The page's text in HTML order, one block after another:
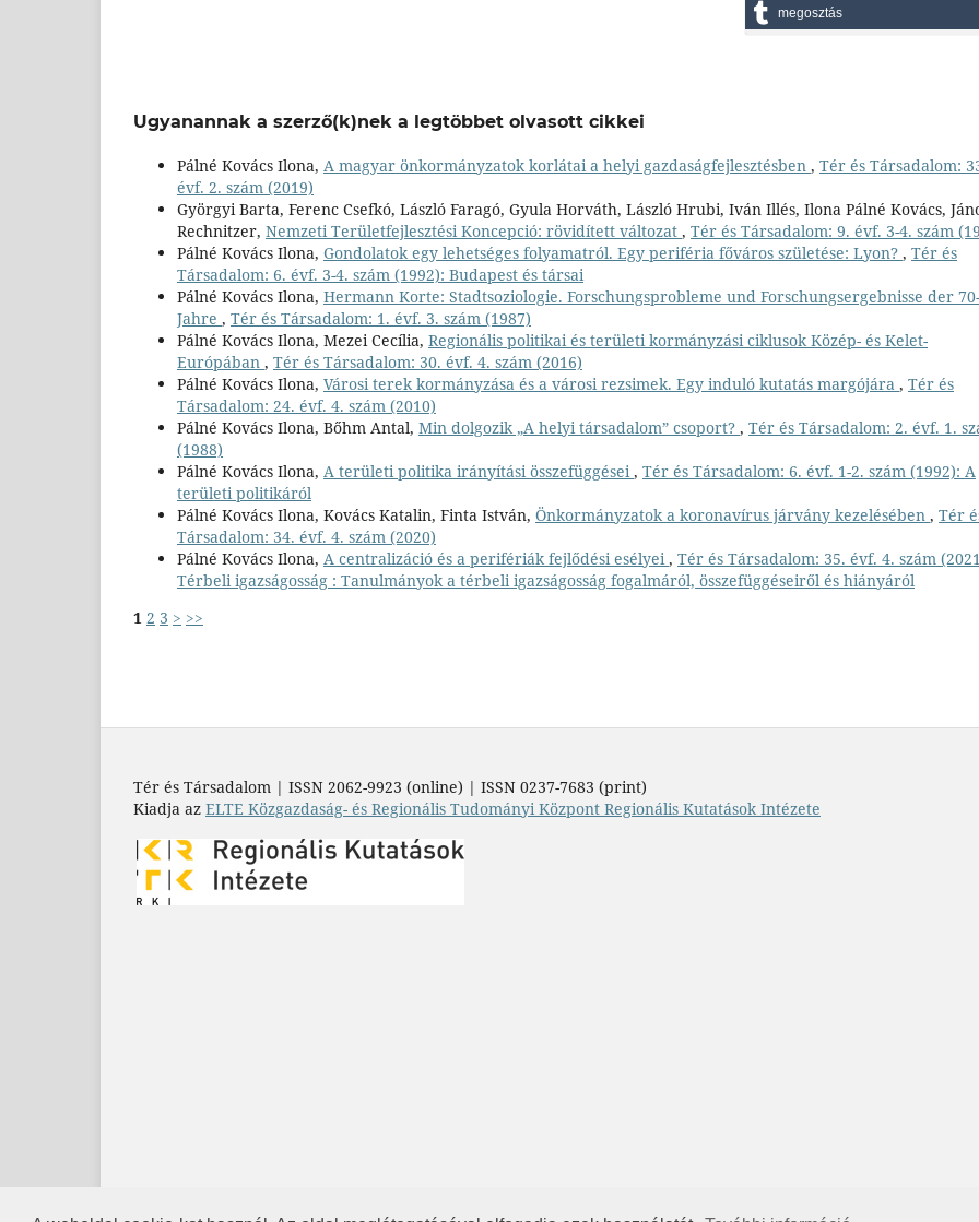
megosztás
Ugyanannak a szerző(k)nek a legtöbbet olvasott cikkei
Pálné Kovács Ilona, A magyar önkormányzatok korlátai a helyi gazdaságfejlesztésben , Tér és Társadalom:
évf. 2. szám (2019)
Györgyi Barta, Ferenc Csefkó, László Faragó, Gyula Horváth, László Hrubi, Iván Illés, Ilona Pálné Kovács,
Rechnitzer, Nemzeti Területfejlesztési Koncepció: rövidített változat , Tér és Társadalom: 9. évf. 3-4. szám
Pálné Kovács Ilona, Gondolatok egy lehetséges folyamatról. Egy periféria főváros születése: Lyon? , Tér és
Társadalom: 6. évf. 3-4. szám (1992): Budapest és társai
Pálné Kovács Ilona, Hermann Korte: Stadtsoziologie. Forschungsprobleme und Forschungsergebnisse der
Jahre , Tér és Társadalom: 1. évf. 3. szám (1987)
Pálné Kovács Ilona, Mezei Cecília, Regionális politikai és területi kormányzási ciklusok Közép- és Kelet-
Európában , Tér és Társadalom: 30. évf. 4. szám (2016)
Pálné Kovács Ilona, Városi terek kormányzása és a városi rezsimek. Egy induló kutatás margójára , Tér és
Társadalom: 24. évf. 4. szám (2010)
Pálné Kovács Ilona, Bőhm Antal, Min dolgozik „A helyi társadalom” csoport? , Tér és Társadalom: 2. évf. 1.
(1988)
Pálné Kovács Ilona, A területi politika irányítási összefüggései , Tér és Társadalom: 6. évf. 1-2. szám (1992): A
területi politikáról
Pálné Kovács Ilona, Kovács Katalin, Finta István, Önkormányzatok a koronavírus járvány kezelésében , Tér
Társadalom: 34. évf. 4. szám (2020)
Pálné Kovács Ilona, A centralizáció és a perifériák fejlődési esélyei , Tér és Társadalom: 35. évf. 4. szám
Térbeli igazságosság : Tanulmányok a térbeli igazságosság fogalmáról, összefüggéseiről és hiányáról
1 2 3 > >>
Tér és Társadalom | ISSN 2062-9923 (online) | ISSN 0237-7683 (print)
Kiadja az ELTE Közgazdaság- és Regionális Tudományi Központ Regionális Kutatások Intézete